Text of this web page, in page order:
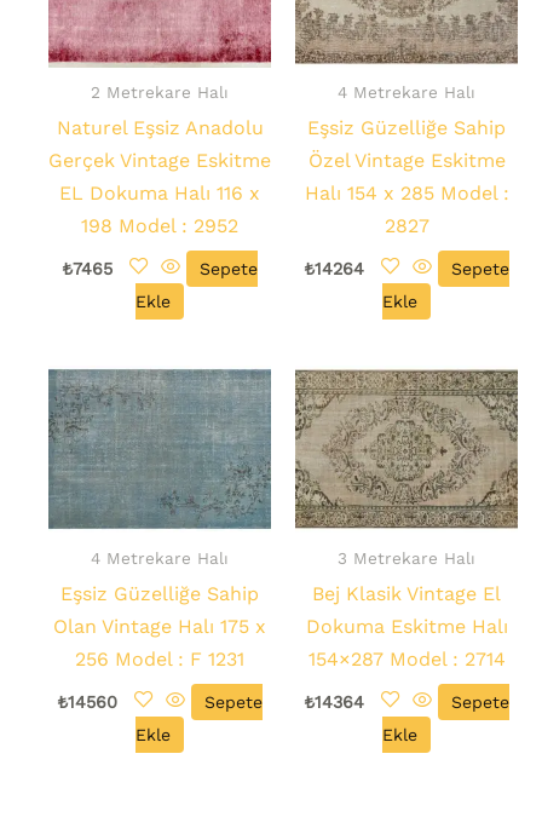
2 Metrekare Halı
Naturel Eşsiz Anadolu
Gerçek Vintage Eskitme
EL Dokuma Halı 116 x
198 Model : 2952
₺7465
Sepete
Ekle
4 Metrekare Halı
Eşsiz Güzelliğe Sahip
Özel Vintage Eskitme
Halı 154 x 285 Model :
2827
₺14264
Sepete
Ekle
4 Metrekare Halı
Eşsiz Güzelliğe Sahip
Olan Vintage Halı 175 x
256 Model : F 1231
₺14560
Sepete
Ekle
3 Metrekare Halı
Bej Klasik Vintage El
Dokuma Eskitme Halı
154×287 Model : 2714
₺14364
Sepete
Ekle